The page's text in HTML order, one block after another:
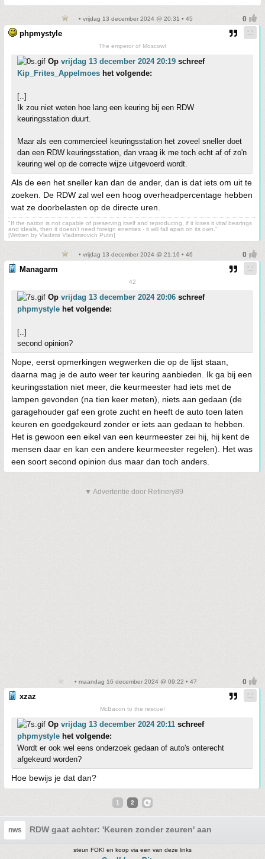
• vrijdag 13 december 2024 @ 20:31 • 45
phpmystyle
The emperor of Moscow!
Op vrijdag 13 december 2024 20:19 schreef
Kip_Frites_Appelmoes het volgende:
[..]
Ik zou niet weten hoe lang een keuring bij een RDW
keuringsstation duurt.
Maar als een commercieel keuringsstation het zoveel sneller doet
dan een RDW keuringsstation, dan vraag ik me toch echt af of zo'n
keuring wel op de correcte wijze uitgevoerd wordt.
Als de een het sneller kan dan de ander, dan is dat iets om uit te
zoeken. De RDW zal wel een hoog overheadpercentage hebben
wat ze doorbelasten op de directe uren.
"If the nation is not capable of preserving itself and reproducing, if it loses it vital bearings
and ideals, then it doesn't need foreign enemies - it will fall apart on its own."
[Written by Vladimir Vladimirovich Putin]
• vrijdag 13 december 2024 @ 21:16 • 46
Managarm
42
Op vrijdag 13 december 2024 20:06 schreef
phpmystyle het volgende:
[..]
second opinion?
Nope, eerst opmerkingen wegwerken die op de lijst staan,
daarna mag je de auto weer ter keuring aanbieden. Ik ga bij een
keuringsstation niet meer, die keurmeester had iets met de
lampen gevonden (na tien keer meten), niets aan gedaan (de
garagehouder gaf een grote zucht en heeft de auto toen laten
keuren en goedgekeurd zonder er iets aan gedaan te hebben.
Het is gewoon een eikel van een keurmeester zei hij, hij kent de
mensen daar en kan een andere keurmeester regelen). Het was
een soort second opinion dus maar dan toch anders.
▼ Advertentie door Refinery89
• maandag 16 december 2024 @ 09:22 • 47
xzaz
McBacon to the rescue!
Op vrijdag 13 december 2024 20:11 schreef
phpmystyle het volgende:
Wordt er ook wel eens onderzoek gedaan of auto's onterecht
afgekeurd worden?
Hoe bewijs je dat dan?
1 2
nws RDW gaat achter: 'Keuren zonder zeuren' aan
steun FOK! en koop via een van deze links